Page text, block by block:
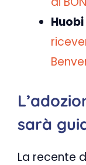
sarà
La recente